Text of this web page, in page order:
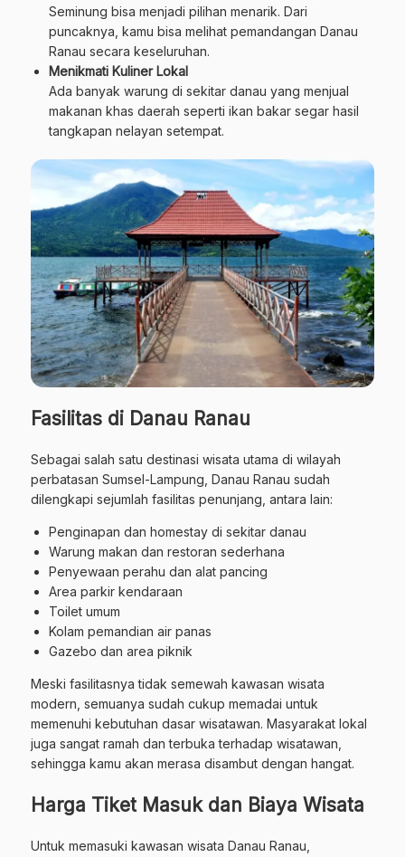
Seminung bisa menjadi pilihan menarik. Dari
puncaknya, kamu bisa melihat pemandangan Danau
Ranau secara keseluruhan.
Menikmati Kuliner Lokal
Ada banyak warung di sekitar danau yang menjual
makanan khas daerah seperti ikan bakar segar hasil
tangkapan nelayan setempat.
Fasilitas di Danau Ranau
Sebagai salah satu destinasi wisata utama di wilayah
perbatasan Sumsel-Lampung, Danau Ranau sudah
dilengkapi sejumlah fasilitas penunjang, antara lain:
Penginapan dan homestay di sekitar danau
Warung makan dan restoran sederhana
Penyewaan perahu dan alat pancing
Area parkir kendaraan
Toilet umum
Kolam pemandian air panas
Gazebo dan area piknik
Meski fasilitasnya tidak semewah kawasan wisata
modern, semuanya sudah cukup memadai untuk
memenuhi kebutuhan dasar wisatawan. Masyarakat lokal
juga sangat ramah dan terbuka terhadap wisatawan,
sehingga kamu akan merasa disambut dengan hangat.
Harga Tiket Masuk dan Biaya Wisata
Untuk memasuki kawasan wisata Danau Ranau,